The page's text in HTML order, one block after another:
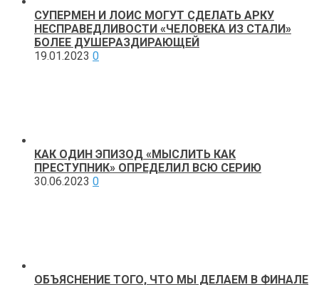
СУПЕРМЕН И ЛОИС МОГУТ СДЕЛАТЬ АРКУ
НЕСПРАВЕДЛИВОСТИ «ЧЕЛОВЕКА ИЗ СТАЛИ»
БОЛЕЕ ДУШЕРАЗДИРАЮЩЕЙ
19.01.2023 0
КАК ОДИН ЭПИЗОД «МЫСЛИТЬ КАК
ПРЕСТУПНИК» ОПРЕДЕЛИЛ ВСЮ СЕРИЮ
30.06.2023 0
ОБЪЯСНЕНИЕ ТОГО, ЧТО МЫ ДЕЛАЕМ В ФИНАЛЕ